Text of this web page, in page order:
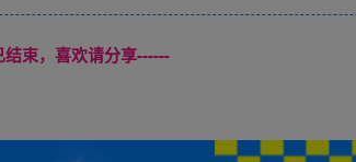
束，喜欢请分享------